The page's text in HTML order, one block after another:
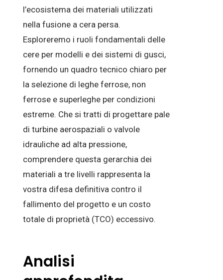
l’ecosistema dei materiali utilizzati
nella fusione a cera persa.
Esploreremo i ruoli fondamentali delle
cere per modelli e dei sistemi di gusci,
fornendo un quadro tecnico chiaro per
la selezione di leghe ferrose, non
ferrose e superleghe per condizioni
estreme. Che si tratti di progettare pale
di turbine aerospaziali o valvole
idrauliche ad alta pressione,
comprendere questa gerarchia dei
materiali a tre livelli rappresenta la
vostra difesa definitiva contro il
fallimento del progetto e un costo
totale di proprietà (TCO) eccessivo.
Analisi